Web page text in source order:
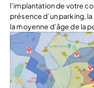
l’implantation de votre
présence d’un parking,
la moyenne d’âge de la